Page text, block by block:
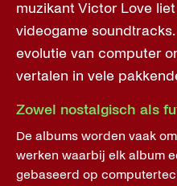
muzikant Victor Love
videogame
evolutie van computer
vertalen in vele
Zowel nostalgisch als
De albums worden vaak
werken waarbij elk album
gebaseerd op